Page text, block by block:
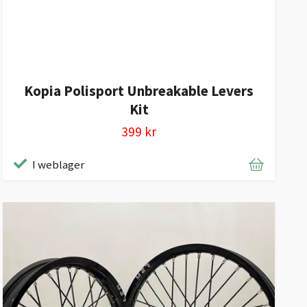
Kopia Polisport Unbreakable Levers
Kit
399 kr
I weblager